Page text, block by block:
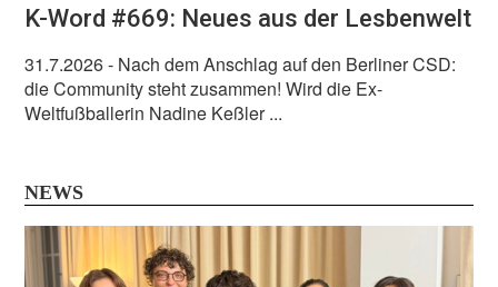
K-Word #669: Neues aus der Lesbenwelt
31.7.2026- Nach dem Anschlag auf den Berliner CSD:
die Community steht zusammen! Wird die Ex-
Weltfußballerin Nadine Keßler ...
NEWS